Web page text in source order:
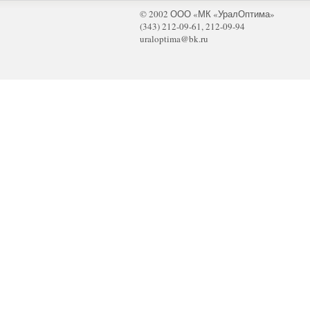
© 2002 ООО «МК «УралОптима»
(343) 212-09-61, 212-09-94
uraloptima@bk.ru